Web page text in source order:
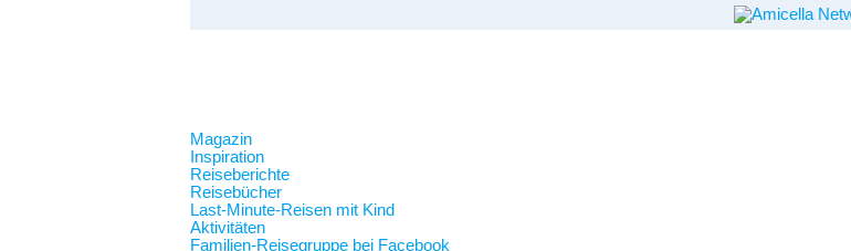
Magazin
Inspiration
Reiseberichte
Reisebücher
Last-Minute-Reisen mit Kind
Aktivitäten
Familien-Reisegruppe bei Facebook